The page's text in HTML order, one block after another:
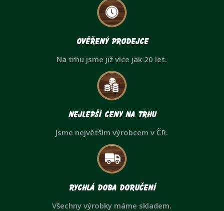
Ověřený prodejce
Na trhu jsme již více jak 20 let.
Nejlepší ceny na trhu
Jsme největším výrobcem v ČR.
Rychlá doba doručení
Všechny výrobky máme skladem.